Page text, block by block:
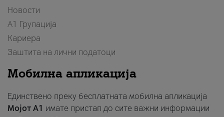
Новости
А1 Групација
Кариера
Заштита на лични податоци
Мобилна апликација
Единствено преку бесплатната мобилна апликација
Мојот A1 имате пристап до сите важни информации